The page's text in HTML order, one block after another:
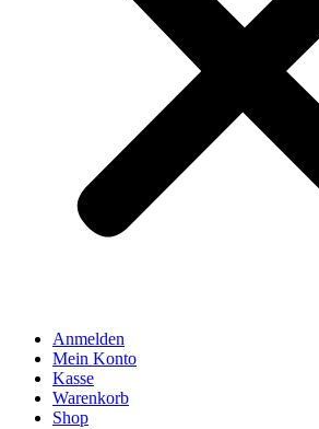
Anmelden
Mein Konto
Kasse
Warenkorb
Shop